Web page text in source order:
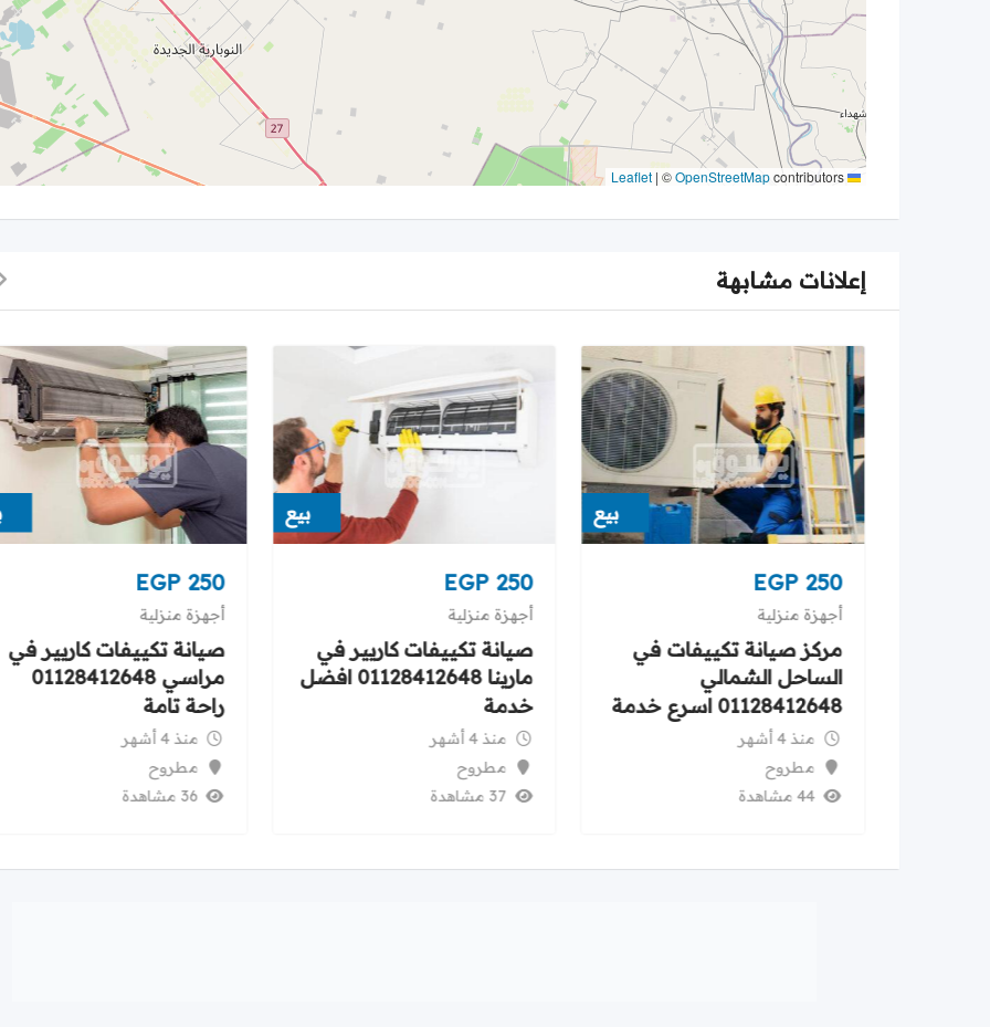
| ©OpenStreetMapcontributors
إعلانات مشابهة
بيع
EGP250
أجهزة منزلية
مركز صيانة تكييفات في
الساحل الشمالي
01128412648 اسرع خدمة
منذ 4 أشهر
مطروح
44 مشاهدة
بيع
EGP250
أجهزة منزلية
صيانة تكييفات كاريير في
مارينا 01128412648 افضل
خدمة
منذ 4 أشهر
مطروح
37 مشاهدة
EGP250
أجهزة منزلية
صيانة تكييفات كاريير في
مراسي 01128412648
راحة تامة
منذ 4 أشهر
مطروح
36 مشاهدة